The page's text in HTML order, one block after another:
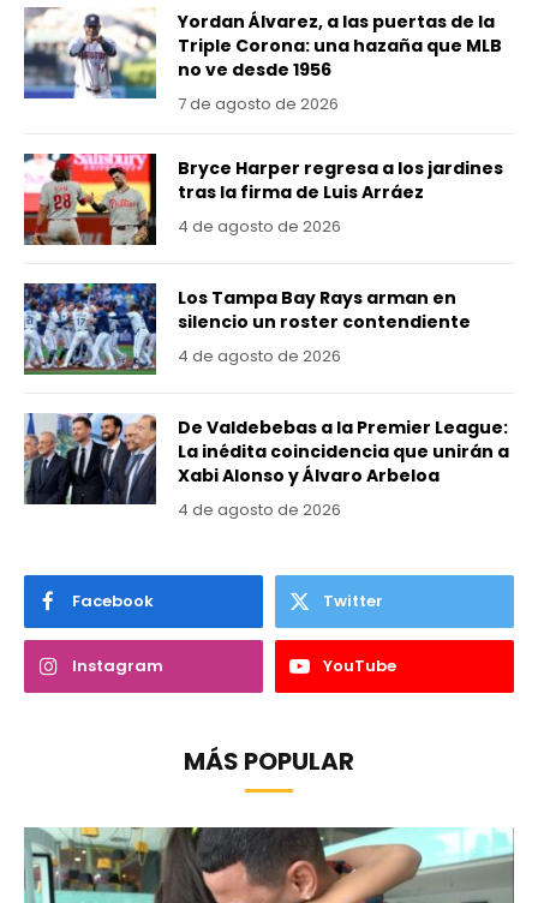
Yordan Álvarez, a las puertas de la
Triple Corona: una hazaña que MLB
no ve desde 1956
7 de agosto de 2026
Bryce Harper regresa a los jardines
tras la firma de Luis Arráez
4 de agosto de 2026
Los Tampa Bay Rays arman en
silencio un roster contendiente
4 de agosto de 2026
De Valdebebas a la Premier League:
La inédita coincidencia que unirán a
Xabi Alonso y Álvaro Arbeloa
4 de agosto de 2026
Facebook Twitter
Instagram YouTube
MÁS POPULAR